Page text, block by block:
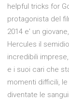
helpful tricks for
protagonista del
2014 e' un
Hercules il
incredibili
e i suoi cari che
momenti difficili,
diventate le